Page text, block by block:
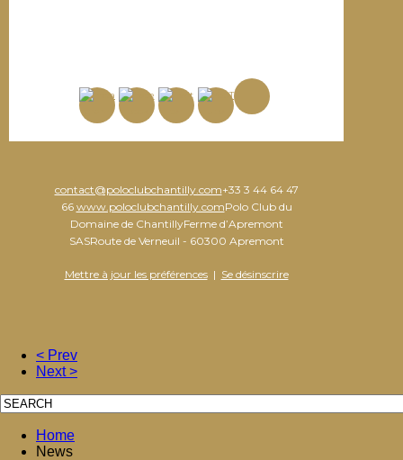
contact@poloclubchantilly.com+33 3 44 64 47
66 www.poloclubchantilly.comPolo Club du
Domaine de ChantillyFerme d’Apremont
SASRoute de Verneuil - 60300 Apremont
Mettre à jour les préférences| Se désinscrire
< Prev
Next >
Home
News